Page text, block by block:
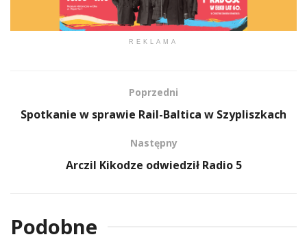
REKLAMA
Poprzedni
Spotkanie w sprawie Rail-Baltica w Szypliszkach
Następny
Arczil Kikodze odwiedził Radio 5
Podobne